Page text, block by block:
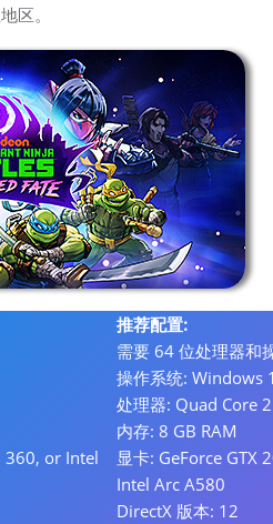
区。
360, or Intel
推荐配置:
需要 64 位处理器和
操作系统: Windows
处理器: Quad Core
内存: 8 GB RAM
显卡: GeForce GTX
Intel Arc A580
DirectX 版本: 12